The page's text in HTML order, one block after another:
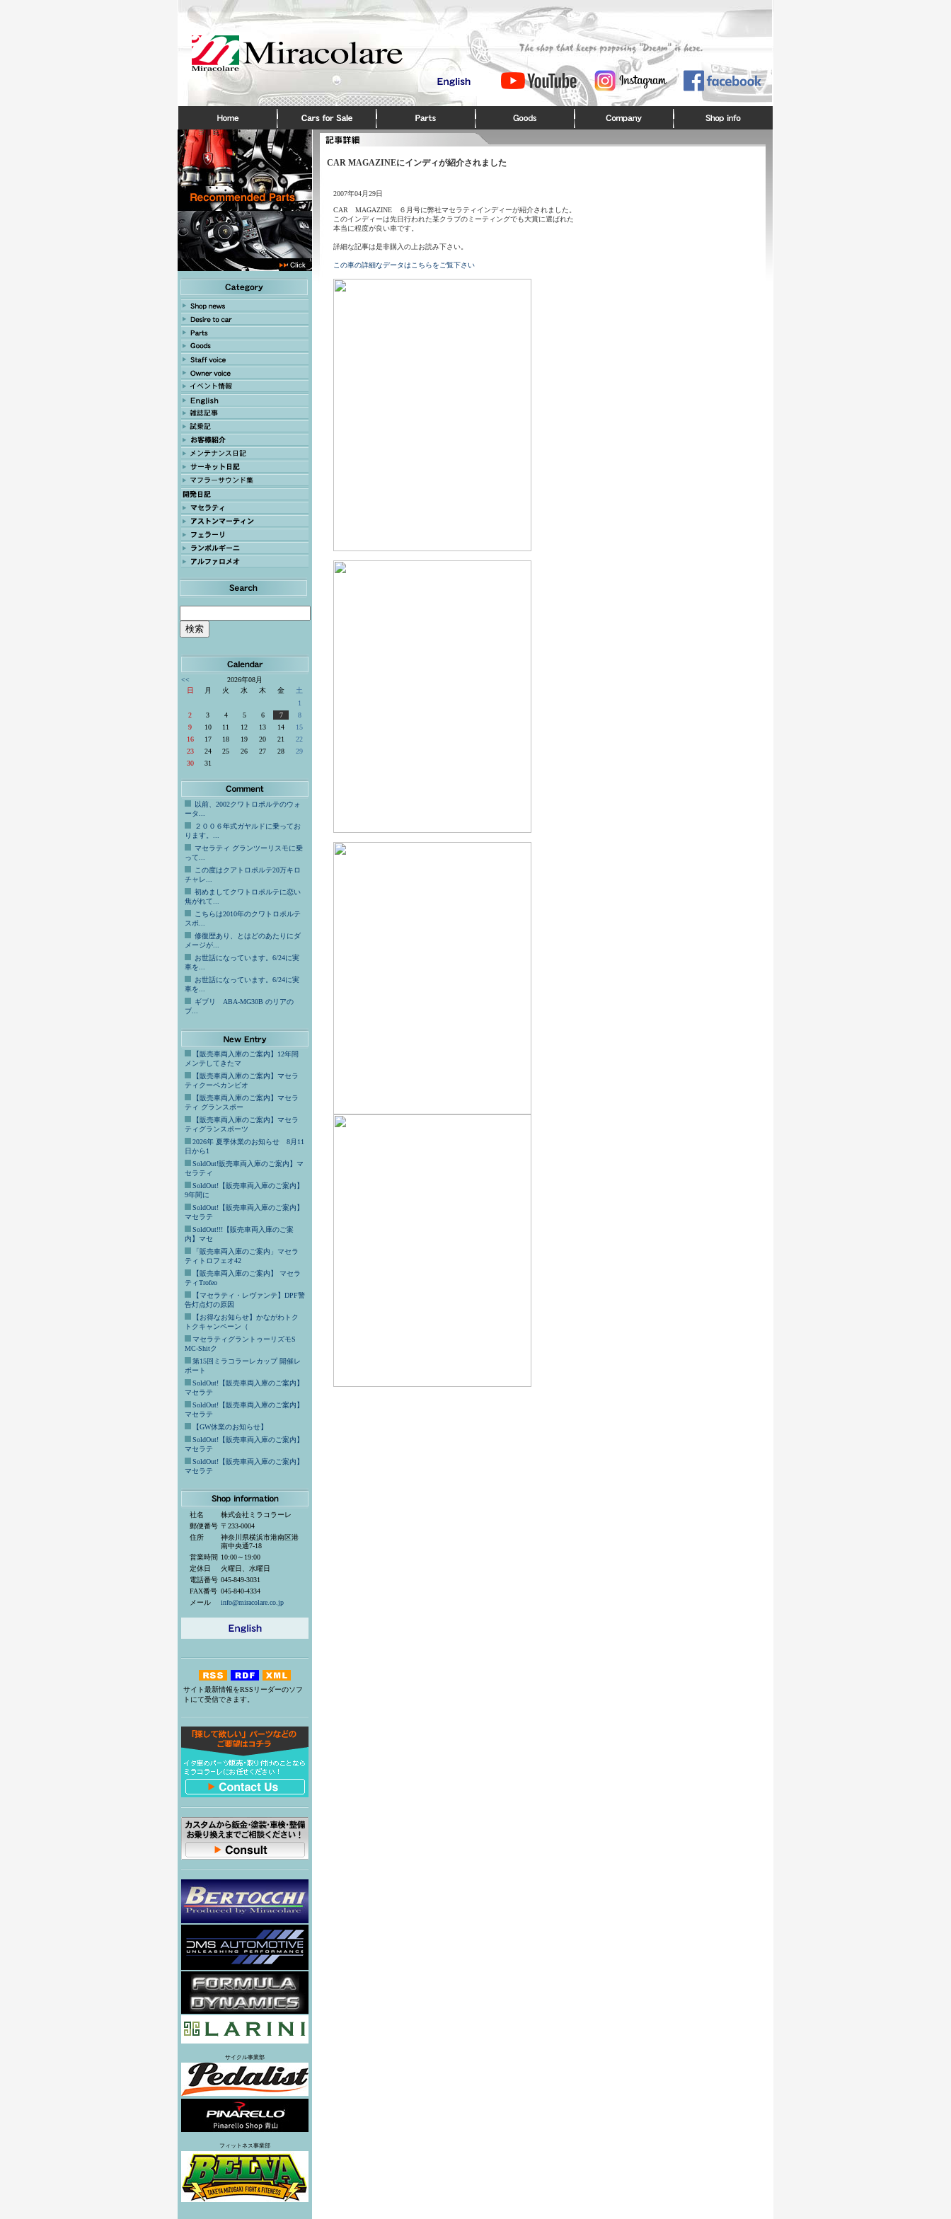
<<
2026年08月
日
月 火 水 木 金
土
1
2
3 4 5 6 7
8
9
10 11 12 13 14
15
16
17 18 19 20 21
22
23
24 25 26 27 28
29
30
31
以前、2002クワトロポルテのウォ
ータ...
２００６年式ガヤルドに乗ってお
ります。...
マセラティ グランツーリスモに乗
って...
この度はクアトロポルテ20万キロ
チャレ...
初めましてクワトロポルテに恋い
焦がれて...
こちらは2010年のクワトロポルテ
スポ...
修復歴あり、とはどのあたりにダ
メージが...
お世話になっています。6/24に実
車を...
お世話になっています。6/24に実
車を...
ギブリ ABA-MG30B のリアの
ブ...
【販売車両入庫のご案内】12年間
メンテしてきたマ
【販売車両入庫のご案内】マセラ
ティクーペカンビオ
【販売車両入庫のご案内】マセラ
ティ グランスポー
【販売車両入庫のご案内】マセラ
ティグランスポーツ
2026年 夏季休業のお知らせ 8月11
日から1
SoldOut!販売車両入庫のご案内】マ
セラティ
SoldOut!【販売車両入庫のご案内】
9年間に
SoldOut!【販売車両入庫のご案内】
マセラテ
SoldOut!!!【販売車両入庫のご案
内】マセ
「販売車両入庫のご案内」マセラ
ティトロフェオ42
【販売車両入庫のご案内】 マセラ
ティTrofeo
【マセラティ・レヴァンテ】DPF警
告灯点灯の原因
【お得なお知らせ】かながわトク
トクキャンペーン（
マセラティグラントゥーリズモS
MC-Shitク
第15回ミラコラーレカップ 開催レ
ポート
SoldOut!【販売車両入庫のご案内】
マセラテ
SoldOut!【販売車両入庫のご案内】
マセラテ
【GW休業のお知らせ】
SoldOut!【販売車両入庫のご案内】
マセラテ
SoldOut!【販売車両入庫のご案内】
マセラテ
社名
株式会社ミラコラーレ
郵便番号 〒233-0004
住所
神奈川県横浜市港南区港
南中央通7-18
営業時間 10:00～19:00
定休日
火曜日、水曜日
電話番号 045-849-3031
FAX番号 045-840-4334
メール
info@miracolare.co.jp
サイト最新情報をRSSリーダーのソフ
トにて受信できます。
サイクル事業部
フィットネス事業部
CAR MAGAZINEにインディが紹介されました
2007年04月29日
CAR MAGAZINE ６月号に弊社マセラティインディーが紹介されました。
このインディーは先日行われた某クラブのミーティングでも大賞に選ばれた
本当に程度が良い車です。
詳細な記事は是非購入の上お読み下さい。
この車の詳細なデータはこちらをご覧下さい